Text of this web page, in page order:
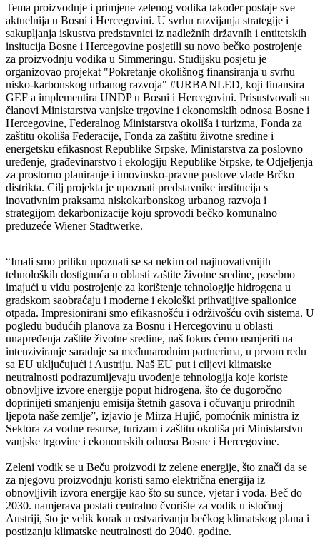
Tema proizvodnje i primjene zelenog vodika također postaje sve
aktuelnija u Bosni i Hercegovini. U svrhu razvijanja strategije i
sakupljanja iskustva predstavnici iz nadležnih državnih i entitetskih
insitucija Bosne i Hercegovine posjetili su novo bečko postrojenje
za proizvodnju vodika u Simmeringu. Studijsku posjetu je
organizovao projekat "Pokretanje okolišnog finansiranja u svrhu
nisko-karbonskog urbanog razvoja" #URBANLED, koji finansira
GEF a implementira UNDP u Bosni i Hercegovini. Prisustvovali su
članovi Ministarstva vanjske trgovine i ekonomskih odnosa Bosne i
Hercegovine, Federalnog Ministarstva okoliša i turizma, Fonda za
zaštitu okoliša Federacije, Fonda za zaštitu životne sredine i
energetsku efikasnost Republike Srpske, Ministarstva za poslovno
uređenje, građevinarstvo i ekologiju Republike Srpske, te Odjeljenja
za prostorno planiranje i imovinsko-pravne poslove vlade Brčko
distrikta. Cilj projekta je upoznati predstavnike institucija s
inovativnim praksama niskokarbonskog urbanog razvoja i
strategijom dekarbonizacije koju sprovodi bečko komunalno
preduzeće Wiener Stadtwerke.
“Imali smo priliku upoznati se sa nekim od najinovativnijih
tehnoloških dostignuća u oblasti zaštite životne sredine, posebno
imajući u vidu postrojenje za korištenje tehnologije hidrogena u
gradskom saobraćaju i moderne i ekološki prihvatljive spalionice
otpada. Impresionirani smo efikasnošću i održivošću ovih sistema. U
pogledu budućih planova za Bosnu i Hercegovinu u oblasti
unapređenja zaštite životne sredine, naš fokus ćemo usmjeriti na
intenziviranje saradnje sa međunarodnim partnerima, u prvom redu
sa EU uključujući i Austriju. Naš EU put i ciljevi klimatske
neutralnosti podrazumijevaju uvođenje tehnologija koje koriste
obnovljive izvore energije poput hidrogena, što će dugoročno
doprinijeti smanjenju emisija štetnih gasova i očuvanju prirodnih
ljepota naše zemlje”, izjavio je Mirza Hujić, pomoćnik ministra iz
Sektora za vodne resurse, turizam i zaštitu okoliša pri Ministarstvu
vanjske trgovine i ekonomskih odnosa Bosne i Hercegovine.
Zeleni vodik se u Beču proizvodi iz zelene energije, što znači da se
za njegovu proizvodnju koristi samo električna energija iz
obnovljivih izvora energije kao što su sunce, vjetar i voda. Beč do
2030. namjerava postati centralno čvorište za vodik u istočnoj
Austriji, što je velik korak u ostvarivanju bečkog klimatskog plana i
postizanju klimatske neutralnosti do 2040. godine.